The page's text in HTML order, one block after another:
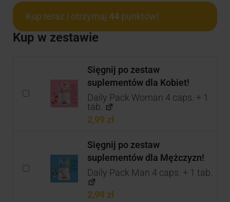
Kup teraz i otrzymaj 44 punktów!
Kup w zestawie
Sięgnij po zestaw
suplementów dla Kobiet!
Daily Pack Woman 4 caps. + 1
tab.
2,99 zł
Sięgnij po zestaw
suplementów dla Mężczyzn!
Daily Pack Man 4 caps. + 1 tab.
2,99 zł